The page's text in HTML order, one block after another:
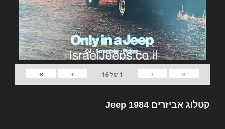
«
‹
1 של16
›
»
קטלוג אביזרים Jeep 1984